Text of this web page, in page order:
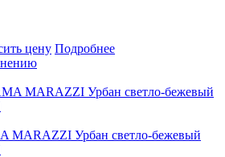
цену Подробнее
MARAZZI Урбан светло-бежевый